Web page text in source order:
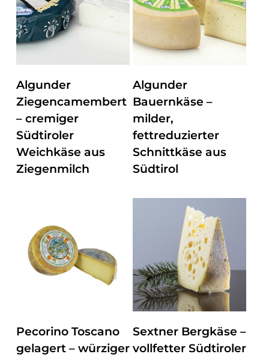
Algunder
Ziegencamembert
– cremiger
Südtiroler
Weichkäse aus
Ziegenmilch
Algunder
Bauernkäse –
milder,
fettreduzierter
Schnittkäse aus
Südtirol
Pecorino Toscano
gelagert – würziger
Sextner Bergkäse –
vollfetter Südtiroler